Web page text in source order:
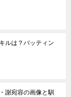
ルは？バッティン
謝宛容の画像と馴